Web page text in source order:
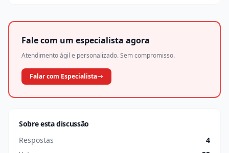
Fale com um especialista agora
Atendimento ágil e personalizado. Sem compromisso.
Falar com Especialista
Sobre esta discussão
Respostas
4